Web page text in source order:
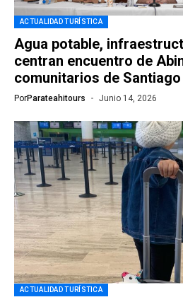
ACTUALIDAD TURÍSTICA
Agua potable,
centran encuentro de
comunitarios de Santiago
PorParateahitours Junio 14, 2026
ACTUALIDAD TURÍSTICA